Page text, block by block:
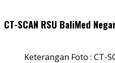
CT-SCAN RSU BaliMed
Keterangan Foto : CT-